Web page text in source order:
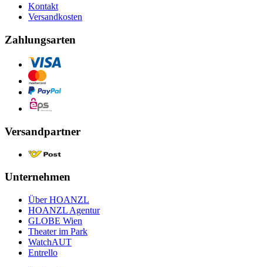
Kontakt
Versandkosten
Zahlungsarten
Versandpartner
Unternehmen
Über HOANZL
HOANZL Agentur
GLOBE Wien
Theater im Park
WatchAUT
Entrello